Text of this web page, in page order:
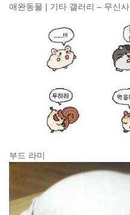
애완동물 | 기타 갤러리 – 무신사
부드 라미